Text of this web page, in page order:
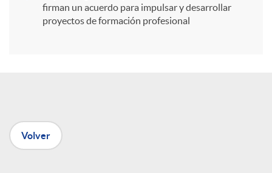
e
firman un acuerdo para impulsar y desarrollar
proyectos de formación profesional
Volver